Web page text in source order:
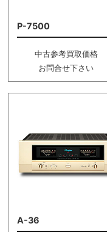
P-7500
中古参考買取価格
お問合せ下さい
A-36